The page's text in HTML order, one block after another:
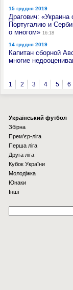
15 грудня 2019
Драгович: «Украина
Португалию и
о многом» 16:18
14 грудня 2019
Капитан сборной
многие
1 2 3 4 5 6
Українcький футбол
Збірна
Прем'єр-ліга
Перша ліга
Друга ліга
Кубок України
Молодіжка
Юнаки
Інші